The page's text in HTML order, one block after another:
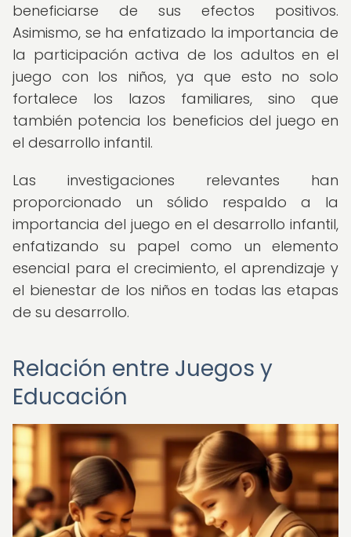
beneficiarse de sus efectos positivos.
Asimismo, se ha enfatizado la importancia de
la participación activa de los adultos en el
juego con los niños, ya que esto no solo
fortalece los lazos familiares, sino que
también potencia los beneficios del juego en
el desarrollo infantil.
Las investigaciones relevantes han
proporcionado un sólido respaldo a la
importancia del juego en el desarrollo infantil,
enfatizando su papel como un elemento
esencial para el crecimiento, el aprendizaje y
el bienestar de los niños en todas las etapas
de su desarrollo.
Relación entre Juegos y
Educación